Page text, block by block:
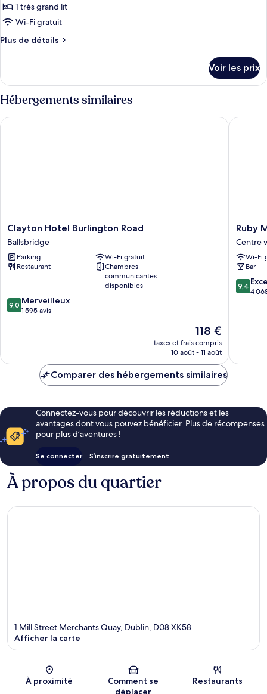
ce
type
chambre :
très
grand
lit
1 très grand lit
Wi-Fi gratuit
Plus de détails
Plus
le
type
de
Chambre,
Voir les prix
Hébergements similaires
Clayton
Hotel
Burlington
Road
Ballsbridge
Clayton Hotel Burlington Road
Ballsbridge
Parking
Wi-Fi gratuit
Restaurant
Chambres
communicantes
disponibles
9.0
sur
9,0 Merveilleux
1 595 avis
Le
nouveau
prix
de
118 €
taxes et frais compris
10 août - 11 août
Clayton Hotel Burlington Road
Ruby
Molly
Hotel
Dublin
by
IHG
Centre
Ruby
Centre
Wi-Fi
Bar
9.4
sur
9,4
4
Ruby
Comparer des hébergements similaires
Connectez-vous pour découvrir les réductions et les
avantages dont vous pouvez bénéficier. Plus de récompenses
pour plus d’aventures !
Se connecter S’inscrire gratuitement
À propos du quartier
Carte
1 Mill Street Merchants Quay, Dublin, D08 XK58
Afficher la carte
À proximité
Comment se
déplacer
Restaurants